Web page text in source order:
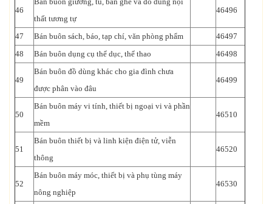
46
thất tương tự
46496
47 Bán buôn sách, báo, tạp chí, văn phòng phẩm
46497
48
Bán buôn dụng cụ thể dục, thể thao 46498
49
Bán buôn đồ dùng khác cho gia đình chưa
được phân vào đâu
46499
50
Bán buôn máy vi tính, thiết bị ngoại vi và phần
mềm
46510
51
Bán buôn thiết bị và linh kiện điện tử, viễn
thông
46520
52
Bán buôn máy móc, thiết bị và phụ tùng máy
nông nghiệp
46530